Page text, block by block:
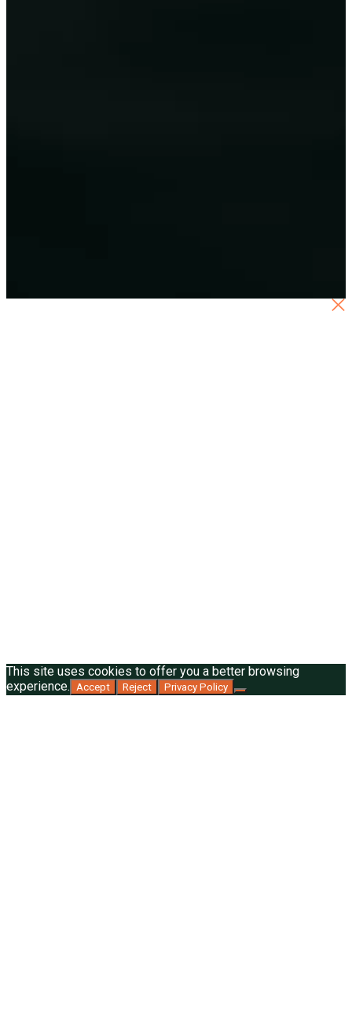
This site uses cookies to offer you a better browsing
experience.
Accept Reject Privacy Policy